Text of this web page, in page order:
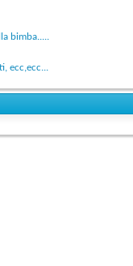
bimba.....
ecc,ecc...